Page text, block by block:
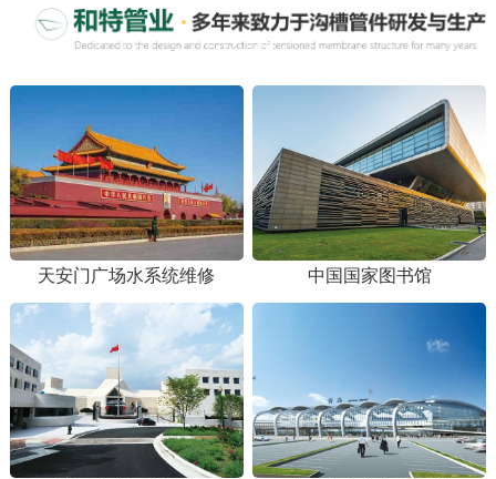
天安门广场水系统维修 中国国家图书馆